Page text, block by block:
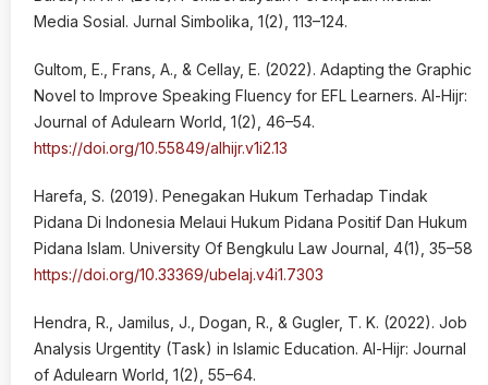
Media Sosial. Jurnal Simbolika, 1(2), 113–124.
Gultom, E., Frans, A., & Cellay, E. (2022). Adapting the Graphic
Novel to Improve Speaking Fluency for EFL Learners. Al-Hijr:
Journal of Adulearn World, 1(2), 46–54.
https://doi.org/10.55849/alhijr.v1i2.13
Harefa, S. (2019). Penegakan Hukum Terhadap Tindak
Pidana Di Indonesia Melaui Hukum Pidana Positif Dan Hukum
Pidana Islam. University Of Bengkulu Law Journal, 4(1), 35–58
https://doi.org/10.33369/ubelaj.v4i1.7303
Hendra, R., Jamilus, J., Dogan, R., & Gugler, T. K. (2022). Job
Analysis Urgentity (Task) in Islamic Education. Al-Hijr: Journal
of Adulearn World, 1(2), 55–64.